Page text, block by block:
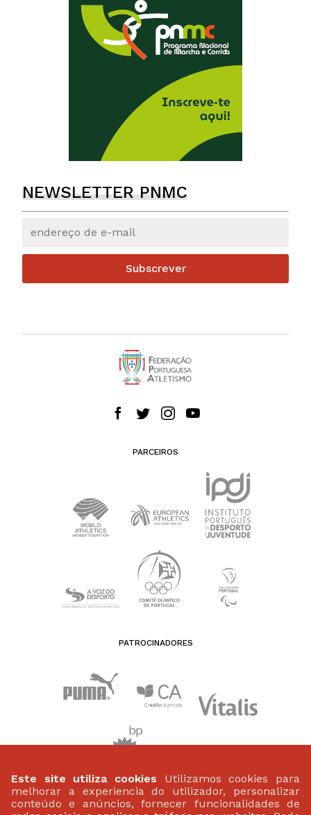
NEWSLETTER PNMC
Subscrever
PARCEIROS
PATROCINADORES
Este site utiliza cookies Utilizamos cookies para
melhorar a experiencia do utilizador, personalizar
conteúdo e anúncios, fornecer funcionalidades de